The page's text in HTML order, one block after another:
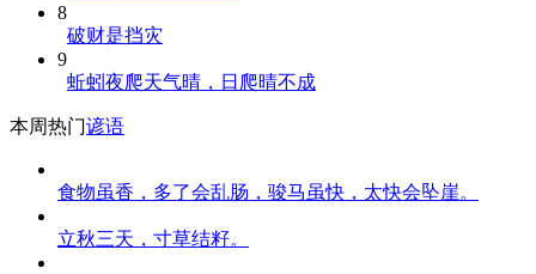
8
破财是挡灾
9
蚯蚓夜爬天气晴，日爬晴不成
本周热门谚语
食物虽香，多了会乱肠，骏马虽快，太快会坠崖。
立秋三天，寸草结籽。